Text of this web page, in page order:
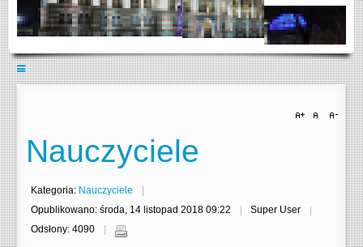
Nauczyciele
Kategoria: Nauczyciele
Opublikowano: środa, 14 listopad 2018 09:22
Super User
Odsłony: 4090